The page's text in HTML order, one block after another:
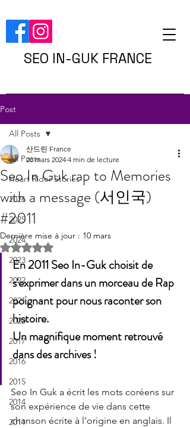
SEO IN-GUK FRANCE
Post
All Posts
Heart Rider Stories
2026
2025
2024
2023
2022
2021
2020
2017
2016
2015
2014
2011
All Posts
Seo In Guk rap to Memories
with a message (서인국)
#2011
산드린 France
20 mars 2024 4 min de lecture
Dernière mise à jour : 10 mars
Noté NaN étoiles sur 5.
En 2011 Seo In-Guk choisit de
s'exprimer dans un morceau de Rap
poignant pour nous raconter son
histoire.
Un magnifique moment retrouvé
dans des archives !
Seo In Guk a écrit les mots coréens sur
son expérience de vie dans cette
chanson écrite à l'origine en anglais. Il